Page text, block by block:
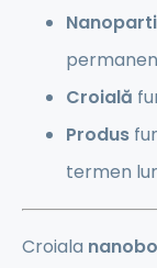
Croială
Produs
termen
Croiala